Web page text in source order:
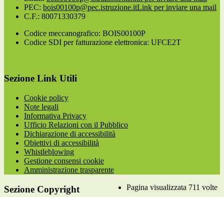
PEC: bois00100p@pec.istruzione.itLink per inviare una mail
C.F.: 80071330379
Codice meccanografico: BOIS00100P
Codice SDI per fatturazione elettronica: UFCE2T
Sezione Link Utili
Cookie policy
Note legali
Informativa Privacy
Ufficio Relazioni con il Pubblico
Dichiarazione di accessibilità
Obiettivi di accessibilità
Whistleblowing
Gestione consensi cookie
Amministrazione trasparente
Pagina visualizzata 711 volte
Sezione Copyright